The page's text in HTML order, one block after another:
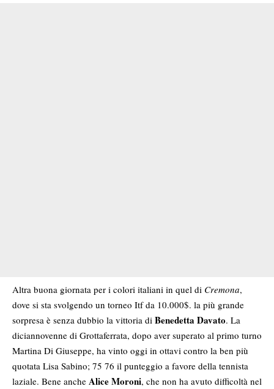
Altra buona giornata per i colori italiani in quel di Cremona,
dove si sta svolgendo un torneo Itf da 10.000$. la più grande
sorpresa è senza dubbio la vittoria di Benedetta Davato. La
diciannovenne di Grottaferrata, dopo aver superato al primo turno
Martina Di Giuseppe, ha vinto oggi in ottavi contro la ben più
quotata Lisa Sabino; 75 76 il punteggio a favore della tennista
laziale. Bene anche Alice Moroni, che non ha avuto difficoltà nel